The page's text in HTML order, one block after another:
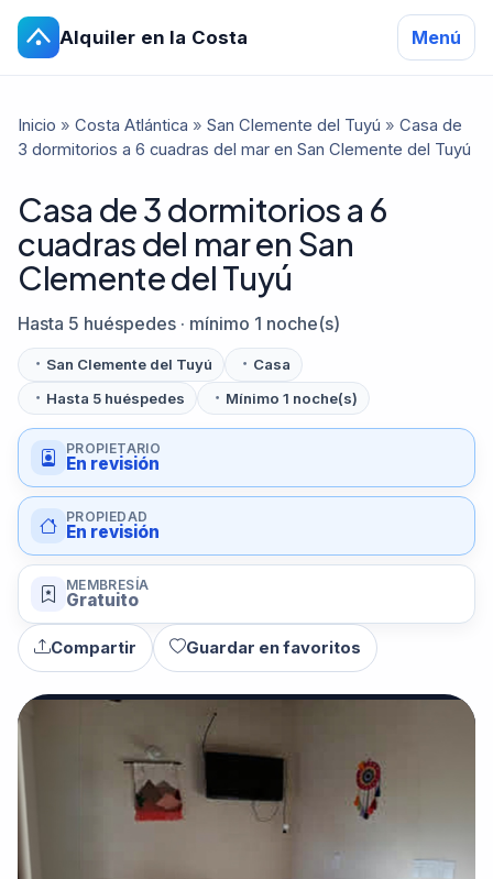
Alquiler en la Costa Menú
Inicio » Costa Atlántica » San Clemente del Tuyú » Casa de
3 dormitorios a 6 cuadras del mar en San Clemente del Tuyú
Casa de 3 dormitorios a 6
cuadras del mar en San
Clemente del Tuyú
Hasta 5 huéspedes · mínimo 1 noche(s)
San Clemente del Tuyú
Casa
Hasta 5 huéspedes
Mínimo 1 noche(s)
PROPIETARIO
En revisión
PROPIEDAD
En revisión
MEMBRESÍA
Gratuito
Compartir Guardar en favoritos